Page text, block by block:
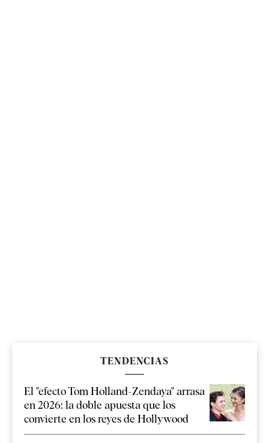
TENDENCIAS
El "efecto Tom Holland-Zendaya" arrasa
en 2026: la doble apuesta que los
convierte en los reyes de Hollywood